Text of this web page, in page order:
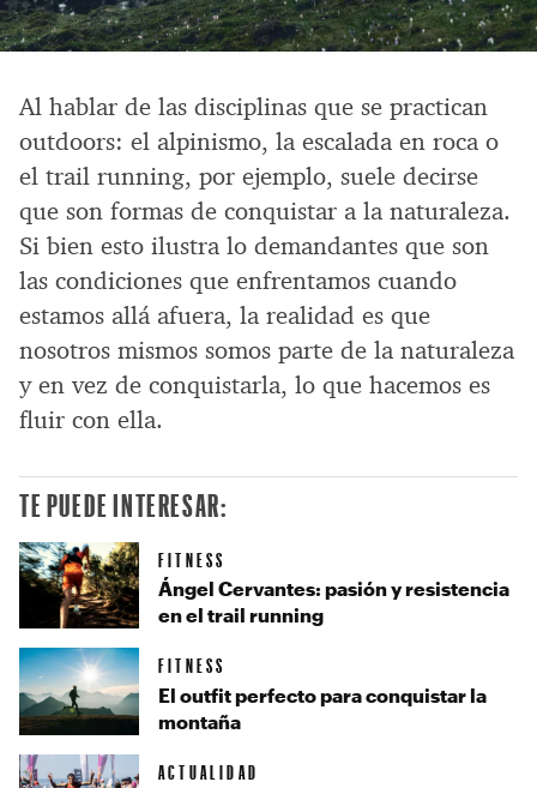
Al hablar de las disciplinas que se practican
outdoors: el alpinismo, la escalada en roca o
el trail running, por ejemplo, suele decirse
que son formas de conquistar a la naturaleza.
Si bien esto ilustra lo demandantes que son
las condiciones que enfrentamos cuando
estamos allá afuera, la realidad es que
nosotros mismos somos parte de la naturaleza
y en vez de conquistarla, lo que hacemos es
fluir con ella.
TE PUEDE INTERESAR:
FITNESS
Ángel Cervantes: pasión y resistencia
en el trail running
FITNESS
El outfit perfecto para conquistar la
montaña
ACTUALIDAD